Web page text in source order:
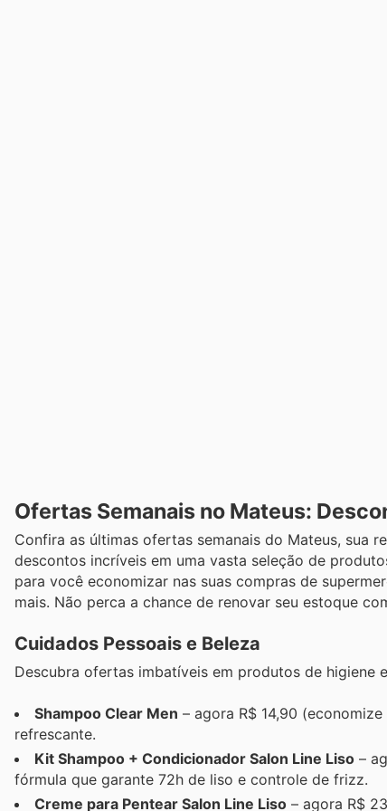
Ofertas Semanais no Mateus:
Confira as últimas ofertas semanais do Mateus, sua
descontos incríveis em uma vasta seleção de
para você economizar nas suas compras de
mais. Não perca a chance de renovar seu estoque
Cuidados Pessoais e Beleza
Descubra ofertas imbatíveis em produtos de higiene
Shampoo Clear Men – agora R$ 14,90
refrescante.
Kit Shampoo + Condicionador Salon Line Liso –
fórmula que garante 72h de liso e controle de frizz.
Creme para Pentear Salon Line Liso – agora R$